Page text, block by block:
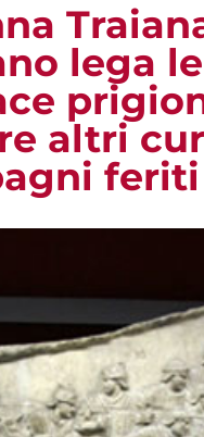
lega
altri
feriti